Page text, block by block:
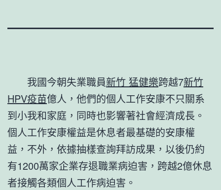
我國今朝失業職員新竹 猛健樂跨越7新竹
HPV疫苗億人，他們的個人工作安康不只關系
到小我和家庭，同時也影響著社會經濟成長。
個人工作安康權益是休息者最基礎的安康權
益，不外，依據抽樣查詢拜訪成果，以後仍約
有1200萬家企業存退職業病迫害，跨越2億休息
者接觸各類個人工作病迫害。